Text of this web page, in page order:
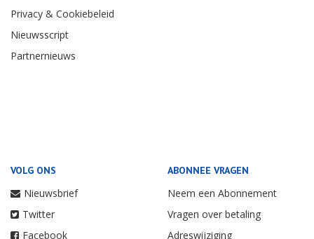
Privacy & Cookiebeleid
Nieuwsscript
Partnernieuws
VOLG ONS
Nieuwsbrief
Twitter
Facebook
ABONNEE VRAGEN
Neem een Abonnement
Vragen over betaling
Adreswijziging